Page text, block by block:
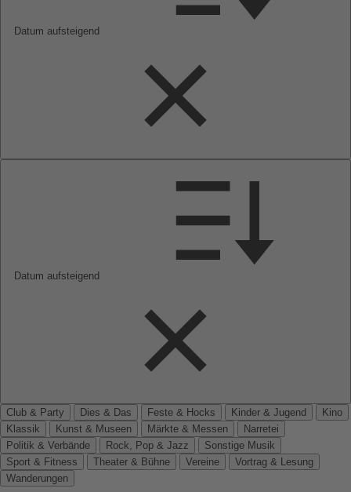
Datum aufsteigend
Datum aufsteigend
Club & Party Dies & Das Feste & Hocks Kinder & Jugend
Kino
Klassik
Kunst & Museen Märkte & Messen
Narretei
Politik & Verbände
Rock, Pop & Jazz
Sonstige Musik
Sport & Fitness
Theater & Bühne Vereine
Vortrag & Lesung
Wanderungen